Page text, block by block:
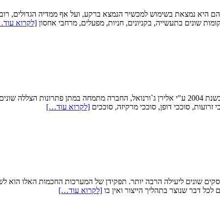
היא נמצאת בשימוש למכשיר הנמצא ברקע, ועל אף ממדיה הגדולים,
שונים בתעשייה, בקניונים, חניות, מפעלים, מרחבי אחסון [לקרוא
סככות נועה – סככות לבית ולעסקים סככות נועה הוקמה לפני מעל לעשור בשנת 2004 ע"י אלירן
סוככי דופן, סוככי מרקיזה, סוככים [לקרוא עוד…]
שונים ליעילה הרבה יותר. תפקידן של המערכות החכמות האלו הוא
לכל דבר שנוצר בתהליך הייצור ואין בו [לקרוא עוד…]